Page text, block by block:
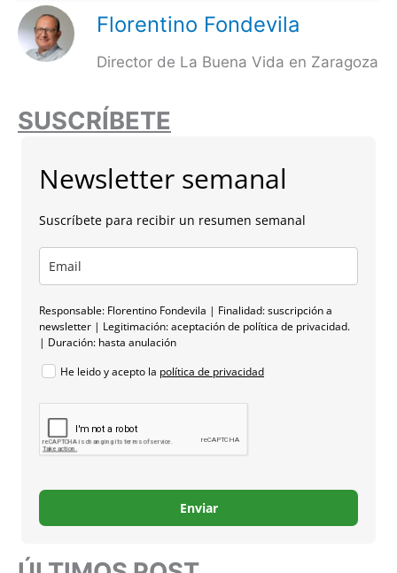
Florentino Fondevila
Director de La Buena Vida en Zaragoza
SUSCRÍBETE
Newsletter semanal
Suscríbete para recibir un resumen semanal
Responsable: Florentino Fondevila | Finalidad: suscripción a
newsletter | Legitimación: aceptación de política de privacidad.
| Duración: hasta anulación
He leido y acepto la política de privacidad
Enviar